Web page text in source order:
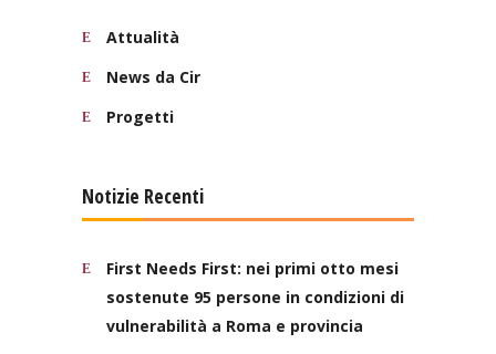
Attualità
News da Cir
Progetti
Notizie Recenti
First Needs First: nei primi otto mesi
sostenute 95 persone in condizioni di
vulnerabilità a Roma e provincia